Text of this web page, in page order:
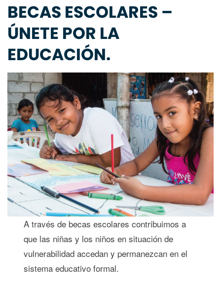
BECAS ESCOLARES –
ÚNETE POR LA
EDUCACIÓN.
A través de becas escolares contribuimos a
que las niñas y los niños en situación de
vulnerabilidad accedan y permanezcan en el
sistema educativo formal.